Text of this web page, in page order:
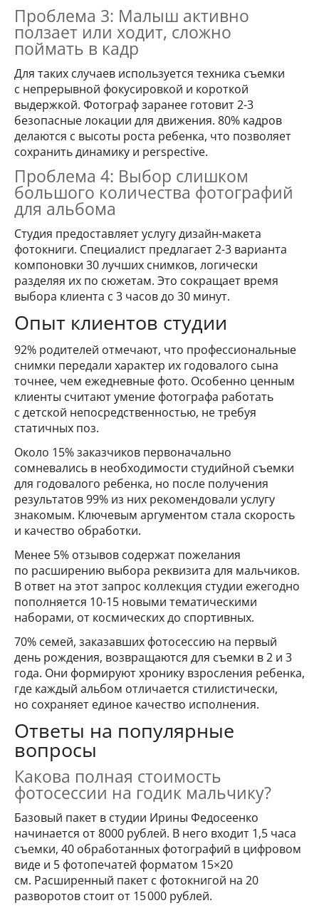
Проблема 3: Малыш активно
ползает или ходит, сложно
поймать в кадр
Для таких случаев используется техника съемки
с непрерывной фокусировкой и короткой
выдержкой. Фотограф заранее готовит 2-3
безопасные локации для движения. 80% кадров
делаются с высоты роста ребенка, что позволяет
сохранить динамику и perspective.
Проблема 4: Выбор слишком
большого количества фотографий
для альбома
Студия предоставляет услугу дизайн-макета
фотокниги. Специалист предлагает 2-3 варианта
компоновки 30 лучших снимков, логически
разделяя их по сюжетам. Это сокращает время
выбора клиента с 3 часов до 30 минут.
Опыт клиентов студии
92% родителей отмечают, что профессиональные
снимки передали характер их годовалого сына
точнее, чем ежедневные фото. Особенно ценным
клиенты считают умение фотографа работать
с детской непосредственностью, не требуя
статичных поз.
Около 15% заказчиков первоначально
сомневались в необходимости студийной съемки
для годовалого ребенка, но после получения
результатов 99% из них рекомендовали услугу
знакомым. Ключевым аргументом стала скорость
и качество обработки.
Менее 5% отзывов содержат пожелания
по расширению выбора реквизита для мальчиков.
В ответ на этот запрос коллекция студии ежегодно
пополняется 10-15 новыми тематическими
наборами, от космических до спортивных.
70% семей, заказавших фотосессию на первый
день рождения, возвращаются для съемки в 2 и 3
года. Они формируют хронику взросления ребенка,
где каждый альбом отличается стилистически,
но сохраняет единое качество исполнения.
Ответы на популярные
вопросы
Какова полная стоимость
фотосессии на годик мальчику?
Базовый пакет в студии Ирины Федосеенко
начинается от 8000 рублей. В него входит 1,5 часа
съемки, 40 обработанных фотографий в цифровом
виде и 5 фотопечатей форматом 15×20
см. Расширенный пакет с фотокнигой на 20
разворотов стоит от 15 000 рублей.